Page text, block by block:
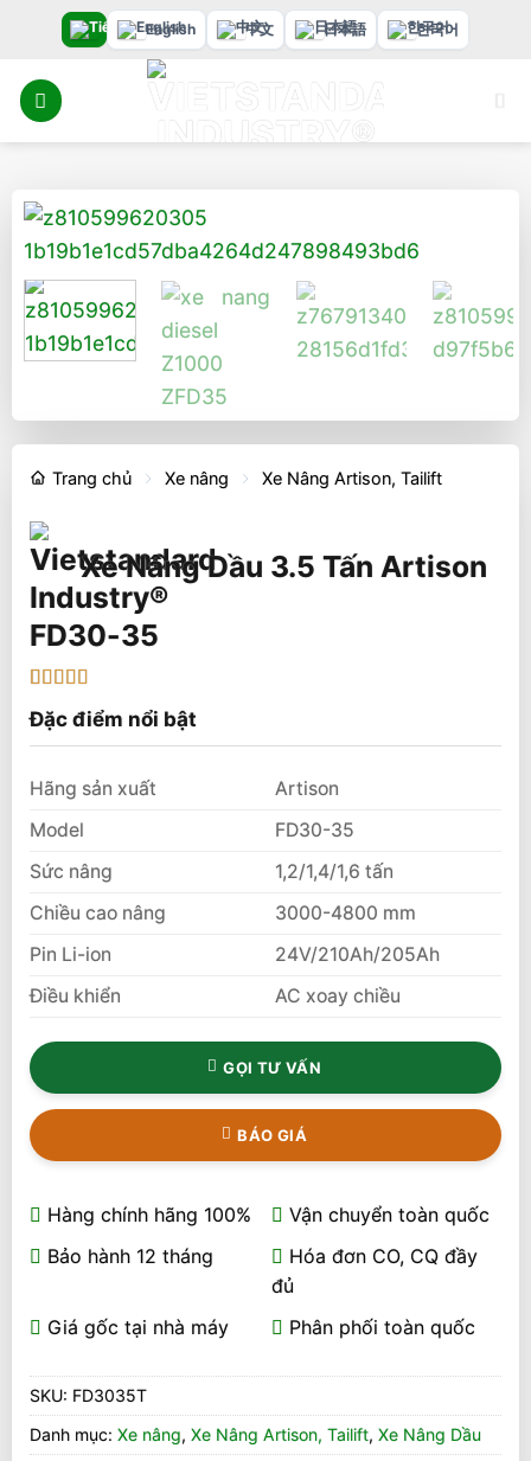
nội
dung
English 中文 日本語 한국어
Trang chủ Xe nâng Xe Nâng Artison, Tailift
Xe Nâng Dầu 3.5 Tấn Artison
FD30-35
trên 5 dựa
trênđánh
giá
Đặc điểm nổi bật
Hãng sản xuất
Artison
Model
FD30-35
Sức nâng
1,2/1,4/1,6 tấn
Chiều cao nâng
3000-4800 mm
Pin Li-ion
24V/210Ah/205Ah
Điều khiển
AC xoay chiều
GỌI TƯ VẤN
BÁO GIÁ
Hàng chính hãng 100%
Vận chuyển toàn quốc
Bảo hành 12 tháng
Hóa đơn CO, CQ đầy
đủ
Giá gốc tại nhà máy
Phân phối toàn quốc
SKU: FD3035T
Danh mục: Xe nâng, Xe Nâng Artison, Tailift, Xe Nâng Dầu